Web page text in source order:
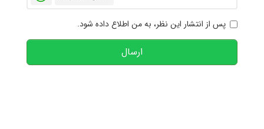
پس از انتشار این نظر، به من اطلاع داده شود.
ارسال